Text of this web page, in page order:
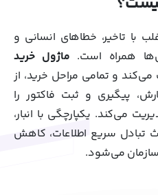
با تاخیر، خطاهای انسانی و
همراه است. ماژول خرید
و تمامی مراحل خرید، از
پیگیری و ثبت فاکتور را
می‌کند. یکپارچگی با انبار،
تبادل سریع اطلاعات، کاهش
می‌شود.